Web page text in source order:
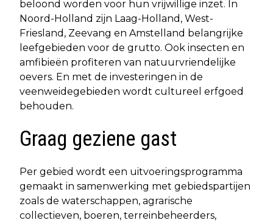
beloond worden voor hun vrijwillige inzet. In
Noord-Holland zijn Laag-Holland, West-
Friesland, Zeevang en Amstelland belangrijke
leefgebieden voor de grutto. Ook insecten en
amfibieën profiteren van natuurvriendelijke
oevers. En met de investeringen in de
veenweidegebieden wordt cultureel erfgoed
behouden.
Graag geziene gast
Per gebied wordt een uitvoeringsprogramma
gemaakt in samenwerking met gebiedspartijen
zoals de waterschappen, agrarische
collectieven, boeren, terreinbeheerders,